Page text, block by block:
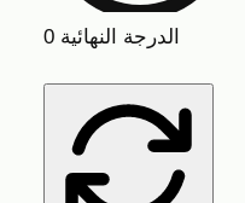
0 الدرجة النهائية